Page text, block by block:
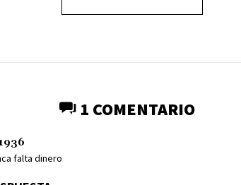
1 COMENTARIO
falta dinero